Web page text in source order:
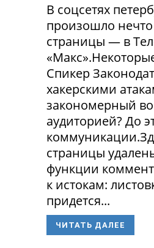
В соцсетях
произошло
страницы — в
Спикер
хакерскими
закономерный
аудиторией? До
страницы
функции
к истокам:
придется...
ЧИТАТЬ ДАЛЕЕ